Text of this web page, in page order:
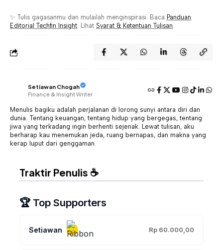
✨ Tulis gagasanmu dan mulailah menginspirasi. Baca Panduan
Editorial Techfin Insight. Lihat Syarat & Ketentuan Tulisan.
Setiawan Chogah
Finance & Insight Writer
Menulis bagiku adalah perjalanan di lorong sunyi antara diri dan
dunia. Tentang keuangan, tentang hidup yang bergegas, tentang
jiwa yang terkadang ingin berhenti sejenak. Lewat tulisan, aku
berharap kau menemukan jeda, ruang bernapas, dan makna yang
kerap luput dari genggaman.
Traktir Penulis ☕
🏆 Top Supporters
Setiawan Rp 60.000,00